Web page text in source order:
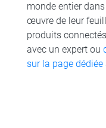
monde entier
œuvre de leur
produits
avec un expert ou
sur la page